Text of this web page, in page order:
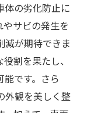
体の劣化防止に
サビの発生を
減が期待できま
割を果たし、
です。さら
外観を美しく整